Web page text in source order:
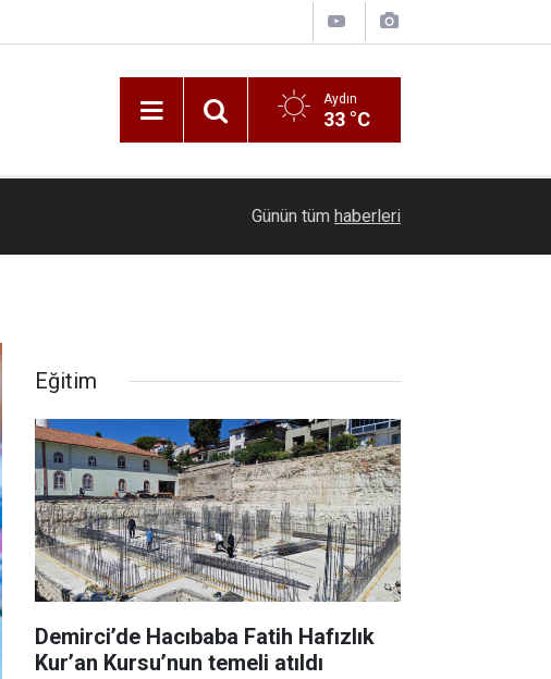
Aydın
33 °C
Milas’ta Mayıs ayındaki silahlı saldırının
Günün tüm haberleri
Eğitim
Demirci’de Hacıbaba Fatih Hafızlık
Kur’an Kursu’nun temeli atıldı